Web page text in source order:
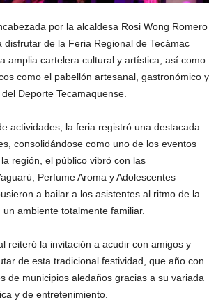
por la alcaldesa Rosi Wong Romero
disfrutar de la Feria Regional de Tecámac
amplia cartelera cultural y artística, así como
como el pabellón artesanal, gastronómico y
Deporte Tecamaquense.
actividades, la feria registró una destacada
consolidándose como uno de los eventos
región, el público vibró con las
Perfume Aroma y Adolescentes
a bailar a los asistentes al ritmo de la
ambiente totalmente familiar.
reiteró la invitación a acudir con amigos y
de esta tradicional festividad, que año con
de municipios aledaños gracias a su variada
y de entretenimiento.